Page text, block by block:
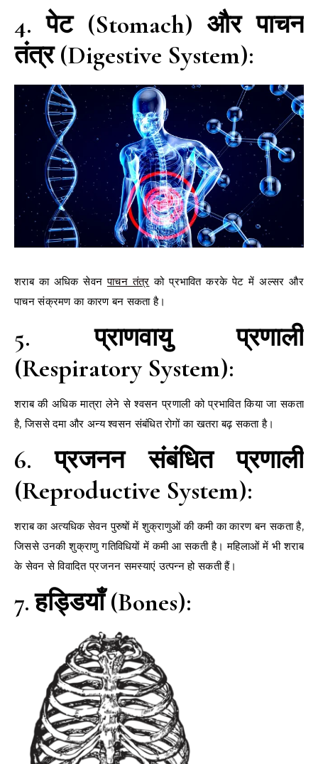
4. पेट (Stomach) और पाचन
तंत्र (Digestive System):
शराब का अधिक सेवनपाचन तंत्र को प्रभावित करके पेट में अल्सर और
पाचन संक्रमण का कारण बन सकता है।
5. प्राणवायु प्रणाली
(Respiratory System):
शराब की अधिक मात्रा लेने से श्वसन प्रणाली को प्रभावित किया जा सकता
है, जिससे दमा और अन्य श्वसन संबंधित रोगों का खतरा बढ़ सकता है।
6. प्रजनन संबंधित प्रणाली
(Reproductive System):
शराब का अत्यधिक सेवन पुरुषों में शुक्राणुओं की कमी का कारण बन सकता है,
जिससे उनकी शुक्राणु गतिविधियों में कमी आ सकती है। महिलाओं में भी शराब
के सेवन से विवादित प्रजनन समस्याएं उत्पन्न हो सकती हैं।
7. हड्डियाँ (Bones):